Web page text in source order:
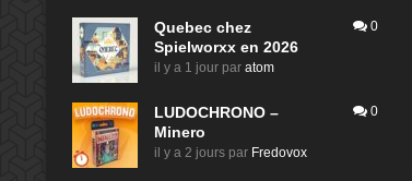
Quebec chez
Spielworxx en 2026
il y a 1 jour par atom
0
LUDOCHRONO –
Minero
il y a 2 jours par Fredovox
0